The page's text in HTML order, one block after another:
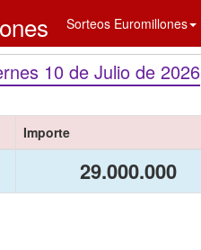
Sorteos Euromillones
10 de Julio de 2026
Importe
29.000.000